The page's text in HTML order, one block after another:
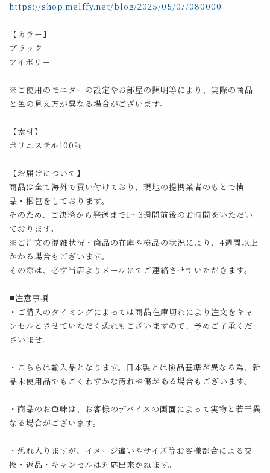
https://shop.melffy.net/blog/2025/05/07/080000
【カラー】
ブラック
アイボリー
※ご使用のモニターの設定やお部屋の照明等により、実際の商品
と色の見え方が異なる場合がございます。
【素材】
ポリエステル100％
【お届けについて】
商品は全て海外で買い付けており、現地の提携業者のもとで検
品・梱包をしております。
そのため、ご決済から発送まで1～3週間前後のお時間をいただい
ております。
※ご注文の混雑状況・商品の在庫や検品の状況により、4週間以上
かかる場合もございます。
その際は、必ず当店よりメールにてご連絡させていただきます。
◼️注意事項
・ご購入のタイミングによっては商品在庫切れにより注文をキャ
ンセルとさせていただく恐れもございますので、予めご了承くだ
さいませ。
・こちらは輸入品となります。日本製とは検品基準が異なる為、新
品未使用品でもごくわずかな汚れや傷がある場合もございます。
・商品のお色味は、お客様のデバイスの画面によって実物と若干異
なる場合がございます。
・恐れ入りますが、イメージ違いやサイズ等お客様都合による交
換・返品・キャンセルは対応出来かねます。